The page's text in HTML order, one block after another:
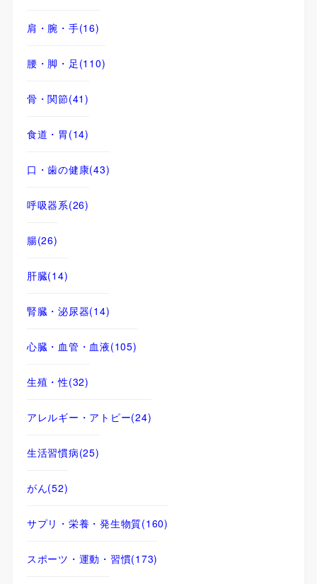
肩・腕・手(16)
腰・脚・足 (110)
骨・関節(41)
食道・胃 (14)
口・歯の健康(43)
呼吸器系(26)
腸(26)
肝臓(14)
腎臓・泌尿器(14)
心臓・血管・血液(105)
生殖・性(32)
アレルギー・アトピー(24)
生活習慣病(25)
がん(52)
サプリ・栄養・発生物質(160)
スポーツ・運動・習慣(173)